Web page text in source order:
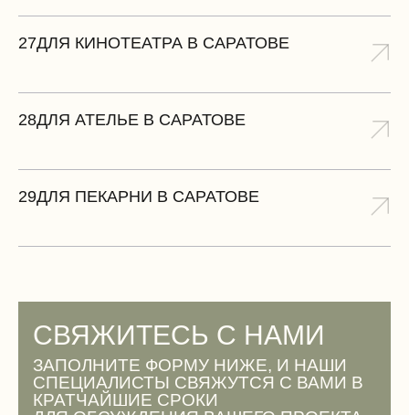
27ДЛЯ КИНОТЕАТРА В САРАТОВЕ
28ДЛЯ АТЕЛЬЕ В САРАТОВЕ
29ДЛЯ ПЕКАРНИ В САРАТОВЕ
СВЯЖИТЕСЬ С НАМИ
ЗАПОЛНИТЕ ФОРМУ НИЖЕ, И НАШИ
СПЕЦИАЛИСТЫ СВЯЖУТСЯ С ВАМИ В
КРАТЧАЙШИЕ СРОКИ